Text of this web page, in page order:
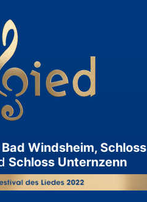
Windsheim, Schloss
Schloss Unternzenn